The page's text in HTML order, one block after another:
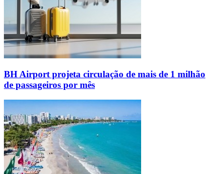
BH Airport projeta circulação de mais de 1 milhão
de passageiros por mês